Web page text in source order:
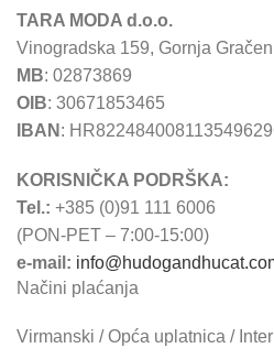
TARA MODA d.o.o.
Vinogradska 159, Gornja
MB: 02873869
OIB: 30671853465
IBAN :
KORISNIČKA PODRŠKA:
Tel.: +385 (0)91 111 6006
(PON-PET – 7:00-15:00)
e-mail:
Načini plaćanja
Virmanski / Opća uplatnica /